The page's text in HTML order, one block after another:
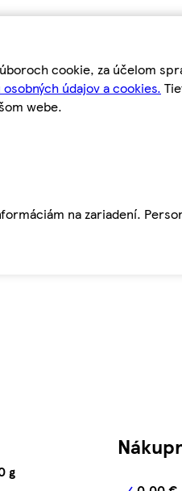
cookie, za účelom
údajov a cookies.
webe.
na zariadení.
g